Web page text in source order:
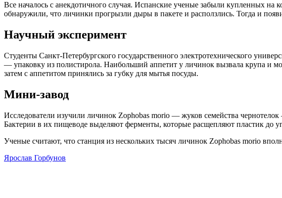
Все началось с анекдотичного случая. Испанские ученые забыли купленных
обнаружили, что личинки прогрызли дыры в пакете и расползлись. Тогда и
Научный эксперимент
Студенты Санкт-Петербургского государственного электротехнического
— упаковку из полистирола. Наибольший аппетит у личинок вызвала крупа и
затем с аппетитом принялись за губку для мытья посуды.
Мини-завод
Исследователи изучили личинок Zophobas morio — жуков семейства
Бактерии в их пищеводе выделяют ферменты, которые расщепляют пластик до
Ученые считают, что станция из нескольких тысяч личинок Zophobas morio
Ярослав Горбунов